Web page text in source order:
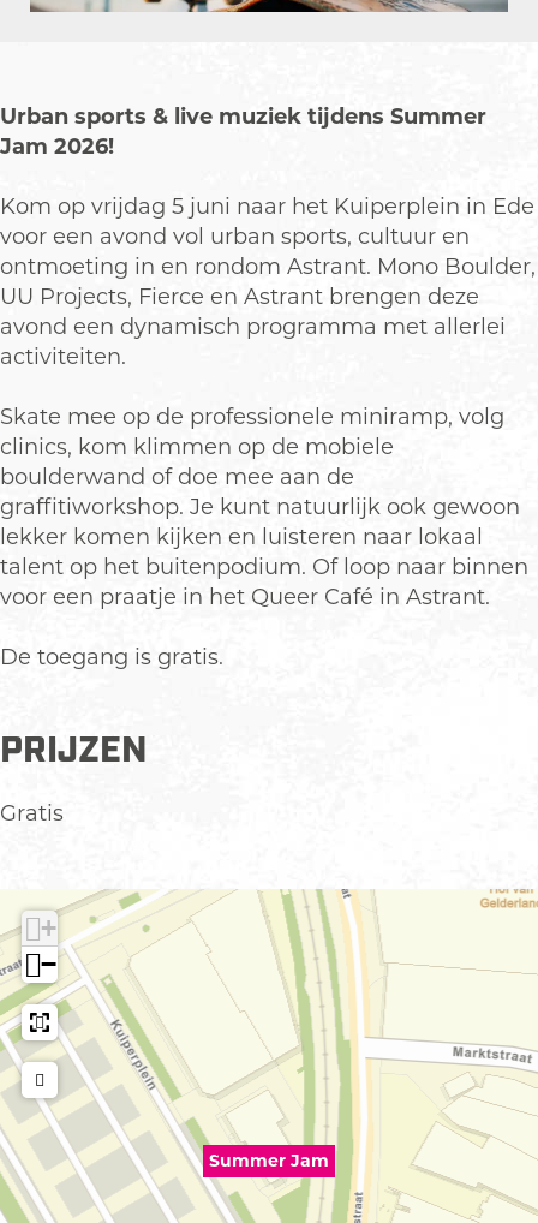
Urban sports & live muziek tijdens Summer
Jam 2026!
Kom op vrijdag 5 juni naar het Kuiperplein in Ede
voor een avond vol urban sports, cultuur en
ontmoeting in en rondom Astrant. Mono Boulder,
UU Projects, Fierce en Astrant brengen deze
avond een dynamisch programma met allerlei
activiteiten.
Skate mee op de professionele miniramp, volg
clinics, kom klimmen op de mobiele
boulderwand of doe mee aan de
graffitiworkshop. Je kunt natuurlijk ook gewoon
lekker komen kijken en luisteren naar lokaal
talent op het buitenpodium. Of loop naar binnen
voor een praatje in het Queer Café in Astrant.
De toegang is gratis.
PRIJZEN
Gratis
Summer Jam
+
−